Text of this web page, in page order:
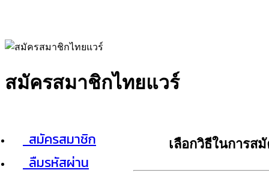
สมัครสมาชิกไทยแวร์
สมัครสมาชิก
ลืมรหัสผ่าน
เลือกวิธีในการส